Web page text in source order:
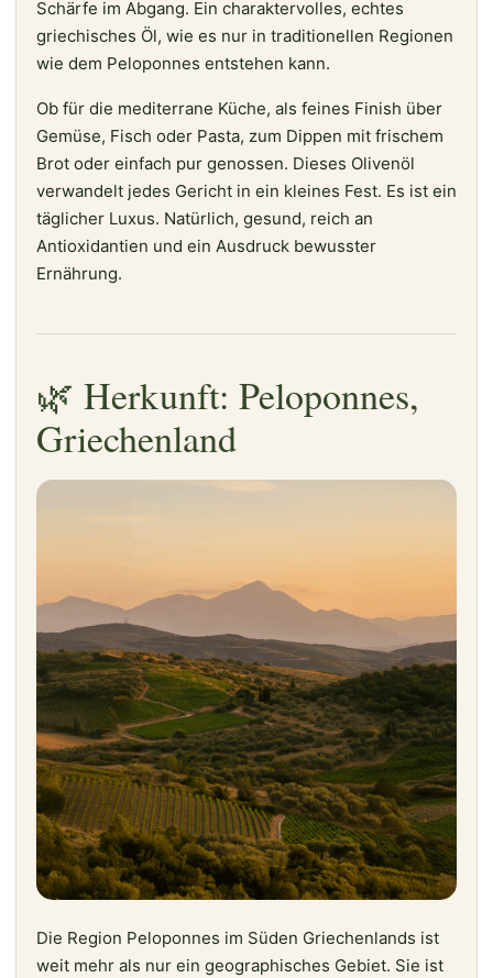
Schärfe im Abgang. Ein charaktervolles, echtes
griechisches Öl, wie es nur in traditionellen Regionen
wie dem Peloponnes entstehen kann.
Ob für die mediterrane Küche, als feines Finish über
Gemüse, Fisch oder Pasta, zum Dippen mit frischem
Brot oder einfach pur genossen. Dieses Olivenöl
verwandelt jedes Gericht in ein kleines Fest. Es ist ein
täglicher Luxus. Natürlich, gesund, reich an
Antioxidantien und ein Ausdruck bewusster
Ernährung.
🌿 Herkunft: Peloponnes,
Griechenland
Die Region Peloponnes im Süden Griechenlands ist
weit mehr als nur ein geographisches Gebiet. Sie ist